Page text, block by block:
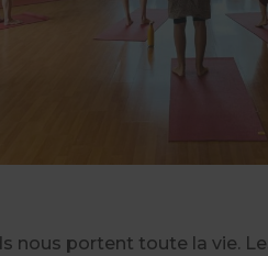
nous portent toute la vie.